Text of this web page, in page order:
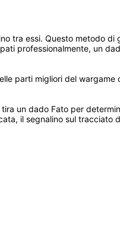
tra essi. Questo metodo di
professionalmente, un
parti migliori del wargame
un dado Fato per
il segnalino sul tracciato